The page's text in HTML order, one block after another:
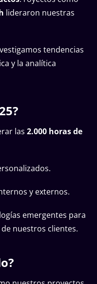
lideraron nuestras
tendencias
y la analítica
las 2.000 horas de
y externos.
emergentes para
nuestros clientes.